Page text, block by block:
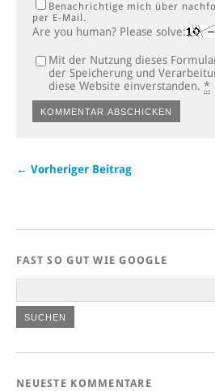
Benachrichtige mich über
per E-Mail.
Are you human? Please solve:
Mit der Nutzung dieses
der Speicherung und
diese Website einverstanden. *
← Vorheriger Beitrag
FAST SO GUT WIE GOOGLE
NEUESTE KOMMENTARE